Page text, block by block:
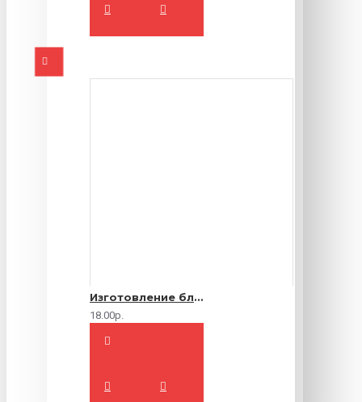
Изготовление блокнотов на заказ
18.00р.